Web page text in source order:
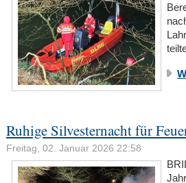
Ruhige Silvesternacht für
Freitag, 02. Januar 2026 22:58